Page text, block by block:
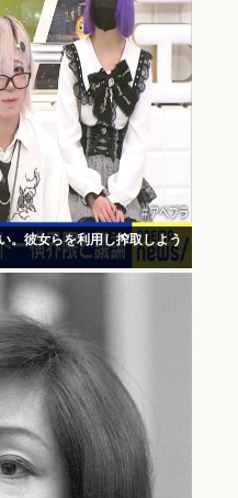
。彼女らを利用し搾取しよう